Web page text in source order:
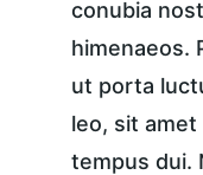
conubia
himenaeos.
ut porta
leo, sit
tempus dui.